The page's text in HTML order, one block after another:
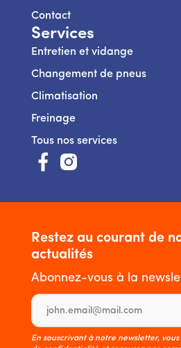
Contact
Services
Entretien et vidange
Changement de pneus
Climatisation
Freinage
Tous nos services
Restez au courant de
actualités
Abonnez-vous à la
En souscrivant à notre newsletter,